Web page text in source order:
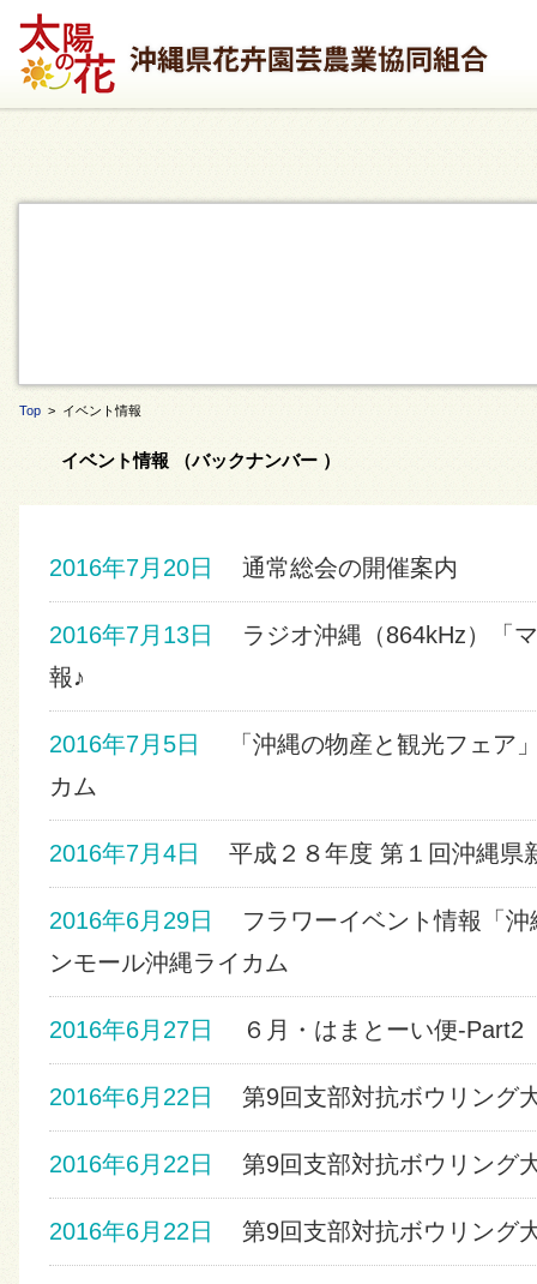
Top > イベント情報
イベント情報 （バックナンバー ）
2016年7月20日 通常総会の開催案内
2016年7月13日
ラジオ沖縄（864kHz）「
報♪
2016年7月5日
「沖縄の物産と観光フェア
カム
2016年7月4日 平成２８年度 第１回沖縄県
2016年6月29日
フラワーイベント情報「沖
ンモール沖縄ライカム
2016年6月27日 ６月・はまとーい便‐Part2
2016年6月22日 第9回支部対抗ボウリング
2016年6月22日 第9回支部対抗ボウリング
2016年6月22日 第9回支部対抗ボウリング